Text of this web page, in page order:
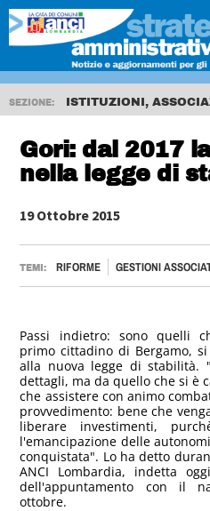
SEZIONE: ISTITUZIONI,
Gori: dal 2017
nella legge di
19 Ottobre 2015
TEMI: RIFORME GESTIONI
Passi indietro: sono quelli
primo cittadino di Bergamo,
alla nuova legge di stabilità.
dettagli, ma da quello che si è
che assistere con animo
provvedimento: bene che
liberare investimenti,
l'emancipazione delle
conquistata". Lo ha detto
ANCI Lombardia, indetta
dell'appuntamento con il
ottobre.